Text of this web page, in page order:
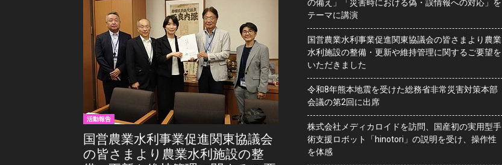
活動報告
国営農業水利事業促進関東協議会
の皆さまより農業水利施設の整
の備え」「災害時における偽・誤情報への対応」を
テーマに講演
国営農業水利事業促進関東協議会の皆さまより農業
水利施設の整備・更新や維持管理に関するご要望を
いただきました
令和8年熊本地震を受けた総務省非常災害対策本部
会議の第2回に出席
株式会社メディカロイドを訪問、国産初の実用型手
術支援ロボット「hinotori」の説明を受け、操作性
を体感